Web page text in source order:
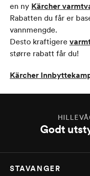
en ny Kärcher
Rabatten du får er
vannmengde.
Desto kraftigere
større rabatt får du!
Kärcher
Godt
STAVANGER